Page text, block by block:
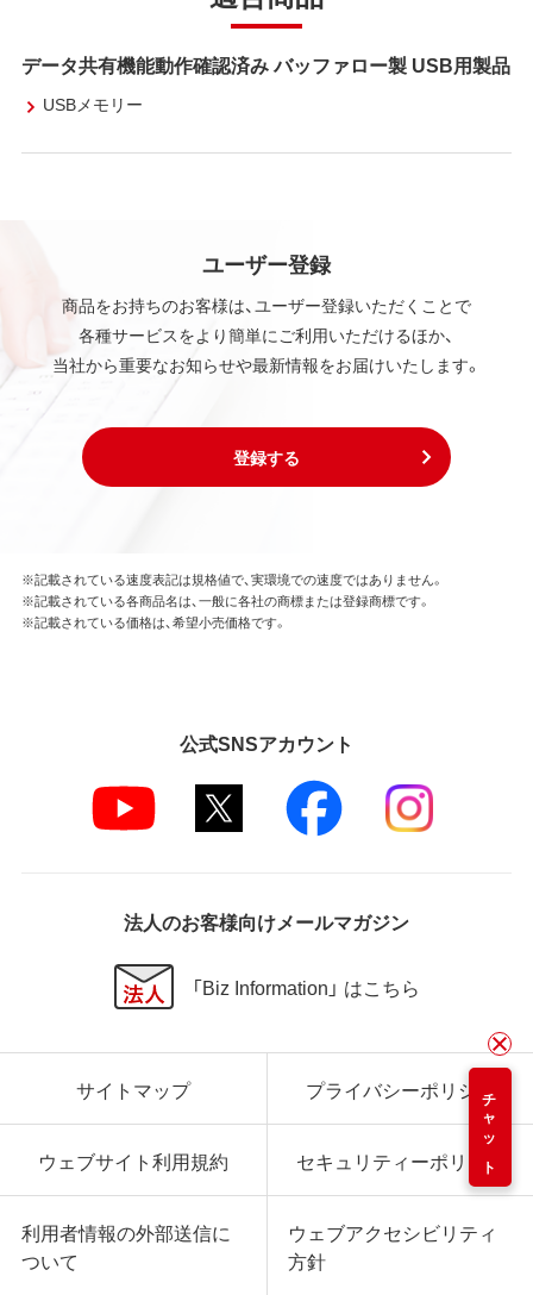
データ共有機能動作確認済み バッファロー製 USB用製品
USBメモリー
ユーザー登録
商品をお持ちのお客様は、ユーザー登録いただくことで
各種サービスをより簡単にご利用いただけるほか、
当社から重要なお知らせや最新情報をお届けいたします。
登録する
チャット
※記載されている速度表記は規格値で、実環境での速度ではありません。
※記載されている各商品名は、一般に各社の商標または登録商標です。
※記載されている価格は、希望小売価格です。
公式SNSアカウント
法人のお客様向けメールマガジン
「Biz Information」 はこちら
サイトマップ プライバシーポリシー
ウェブサイト利用規約 セキュリティーポリシー
利用者情報の外部送信に
ついて
ウェブアクセシビリティ
方針